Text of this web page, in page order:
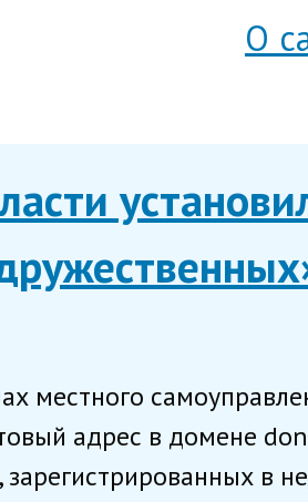
О
местного
адрес в домене
в